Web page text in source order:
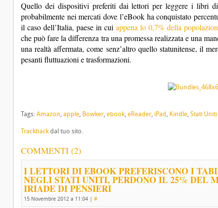
Quello dei dispositivi preferiti dai lettori per leggere i libri
probabilmente nei mercati dove l’eBook ha conquistato
il caso dell’Italia, paese in cui appena lo 0,7% della
che può fare la differenza tra una promessa realizzata e una
una realtà affermata, come senz’altro quello statunitense, il
pesanti fluttuazioni e trasformazioni.
Tags: Amazon, apple, Bowker, ebook, eReader, iPad, Kindle, Stati Uniti
Trackbackdal tuo sito.
COMMENTI (2)
I LETTORI DI EBOOK PREFERISCONO I
NEGLI STATI UNITI, PERDONO IL 25% DEL
IRIADE DI PENSIERI
15 Novembre 2012 a 11:04 | #